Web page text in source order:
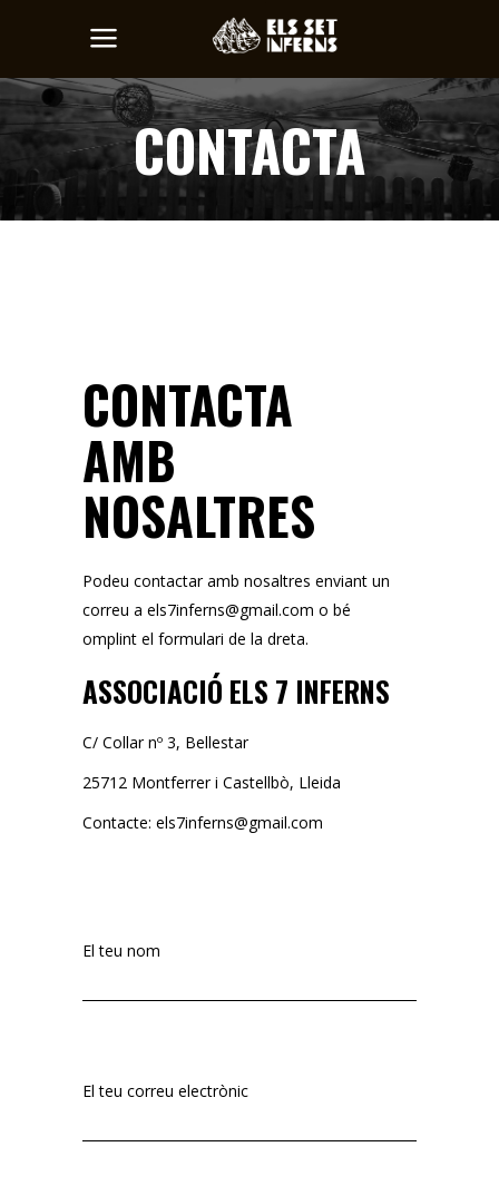
CONTACTA
CONTACTA
AMB
NOSALTRES
Podeu contactar amb nosaltres enviant un
correu a els7inferns@gmail.com o bé
omplint el formulari de la dreta.
ASSOCIACIÓ ELS 7 INFERNS
C/ Collar nº 3, Bellestar
25712 Montferrer i Castellbò, Lleida
Contacte: els7inferns@gmail.com
El teu nom
El teu correu electrònic